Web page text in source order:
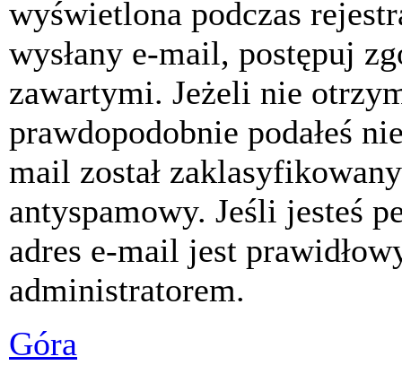
wyświetlona podczas
wysłany e-mail, postępuj
zawartymi. Jeżeli nie
prawdopodobnie podałeś
mail został
antyspamowy. Jeśli jesteś
adres e-mail jest
administratorem.
Góra